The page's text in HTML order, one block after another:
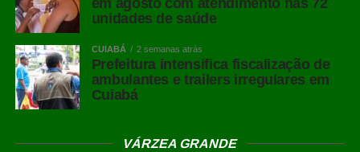
em agosto com atendimento nas 72
unidades de saúde
CUIABÁ 2 semanas atrás
Prefeitura intensifica fiscalização de
ambulantes e trailers irregulares em
Cuiabá
VÁRZEA GRANDE